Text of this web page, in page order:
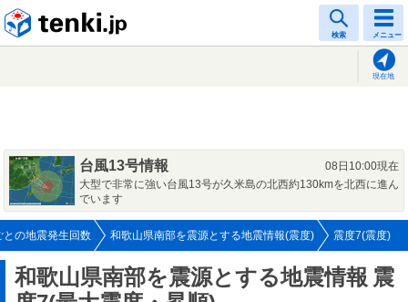
検索 メニュー
現在地
台風13号情報
08日10:00現在
大型で非常に強い台風13号が久米島の北西約130kmを北西に進ん
でいます
との地震発生回数 和歌山県南部を震源とする地震情報(震度) 震度7(震度)
和歌山県南部を震源とする地震情報 震